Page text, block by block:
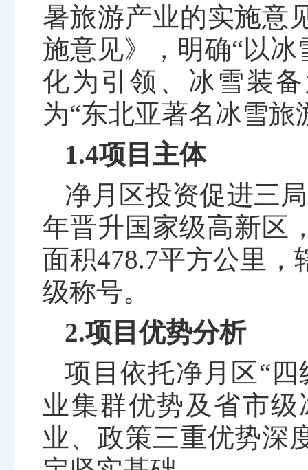
暑旅游产业的实施意
施意见》，明确“以
化为引领、冰雪装
为“东北亚著名冰雪旅
1.4项目主体
净月区投资促进三
年晋升国家级高新区
面积478.7平方公里，
级称号。
2.项目优势分析
项目依托净月区“
业集群优势及省市
业、政策三重优势深